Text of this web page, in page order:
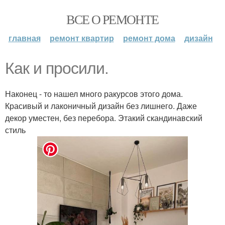
ВСЕ О РЕМОНТЕ
главная ремонт квартир ремонт дома дизайн
Как и просили.
Наконец - то нашел много ракурсов этого дома.
Красивый и лаконичный дизайн без лишнего. Даже
декор уместен, без перебора. Этакий скандинавский
стиль